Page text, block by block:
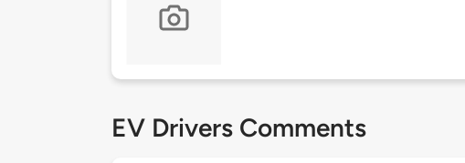
EV Drivers Comments